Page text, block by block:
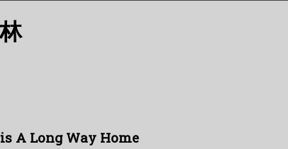
A Long Way Home